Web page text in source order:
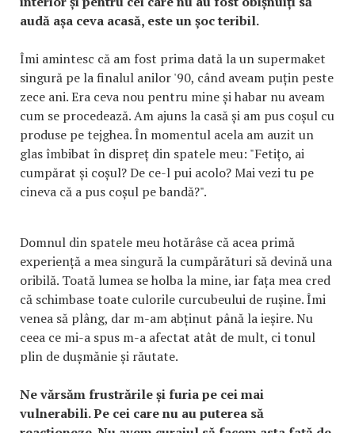
audă așa ceva acasă, este un șoc teribil.
Îmi amintesc că am fost prima dată la un supermaket
singură pe la finalul anilor '90, când aveam puțin peste
zece ani. Era ceva nou pentru mine și habar nu aveam
cum se procedează. Am ajuns la casă și am pus coșul cu
produse pe tejghea. În momentul acela am auzit un
glas îmbibat în dispreț din spatele meu: "Fetițo, ai
cumpărat și coșul? De ce-l pui acolo? Mai vezi tu pe
cineva că a pus coșul pe bandă?".
Domnul din spatele meu hotărâse că acea primă
experiență a mea singură la cumpărături să devină una
oribilă. Toată lumea se holba la mine, iar fața mea cred
că schimbase toate culorile curcubeului de rușine. Îmi
venea să plâng, dar m-am abținut până la ieșire. Nu
ceea ce mi-a spus m-a afectat atât de mult, ci tonul
plin de dușmănie și răutate.
Ne vărsăm frustrările și furia pe cei mai
vulnerabili. Pe cei care nu au puterea să